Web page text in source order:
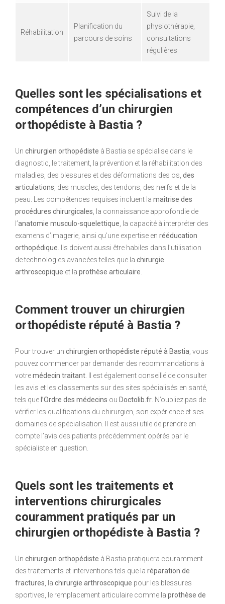
Réhabilitation
Planification du
parcours de soins
Suivi de la
physiothérapie,
consultations
régulières
Quelles sont les spécialisations et
compétences d’un chirurgien
orthopédiste à Bastia ?
Un chirurgien orthopédiste à Bastia se spécialise dans le
diagnostic, le traitement, la prévention et la réhabilitation des
maladies, des blessures et des déformations des os, des
articulations, des muscles, des tendons, des nerfs et de la
peau. Les compétences requises incluent la maîtrise des
procédures chirurgicales, la connaissance approfondie de
l’anatomie musculo-squelettique, la capacité à interpréter des
examens d’imagerie, ainsi qu’une expertise en rééducation
orthopédique. Ils doivent aussi être habiles dans l’utilisation
de technologies avancées telles que la chirurgie
arthroscopique et la prothèse articulaire.
Comment trouver un chirurgien
orthopédiste réputé à Bastia ?
Pour trouver un chirurgien orthopédiste réputé à Bastia, vous
pouvez commencer par demander des recommandations à
votremédecin traitant. Il est également conseillé de consulter
les avis et les classements sur des sites spécialisés en santé,
tels que l’Ordre des médecins ou Doctolib.fr. N’oubliez pas de
vérifier les qualifications du chirurgien, son expérience et ses
domaines de spécialisation. Il est aussi utile de prendre en
compte l’avis des patients précédemment opérés par le
spécialiste en question.
Quels sont les traitements et
interventions chirurgicales
couramment pratiqués par un
chirurgien orthopédiste à Bastia ?
Un chirurgien orthopédiste à Bastia pratiquera couramment
des traitements et interventions tels que la réparation de
fractures, la chirurgie arthroscopique pour les blessures
sportives, le remplacement articulaire comme la prothèse de